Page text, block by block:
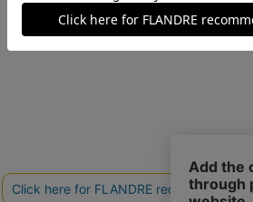
11(11号) 残りわずか